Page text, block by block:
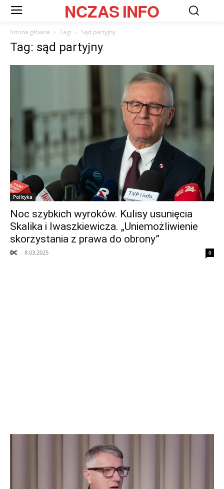
NCZASINFO
Strona główna Tagi Sąd partyjny
Tag: sąd partyjny
Polityka
Noc szybkich wyroków. Kulisy usunięcia
Skalika i Iwaszkiewicza. „Uniemożliwienie
skorzystania z prawa do obrony”
DC - 8.03.2025 0